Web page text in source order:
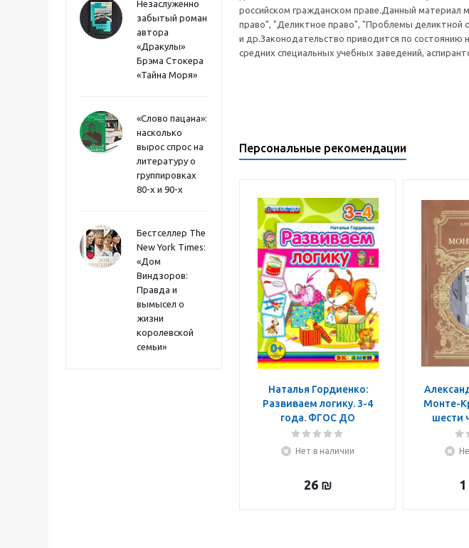
Незаслуженно
забытый роман
автора
«Дракулы»
Брэма Стокера
«Тайна Моря»
«Слово пацана»:
насколько
вырос спрос на
литературу о
группировках
80-х и 90-х
Бестселлер The
New York Times:
«Дом
Виндзоров:
Правда и
вымысел о
жизни
королевской
семьи»
российском гражданском праве.Данный материал
право", "Деликтное право", "Проблемы деликтной
и др.Законодательство приводится по состоянию
средних специальных учебных заведений,
Персональные рекомендации
Наталья Гордиенко:
Развиваем логику. 3-4
года. ФГОС ДО
Нет в наличии
26₪
Монте-
шести